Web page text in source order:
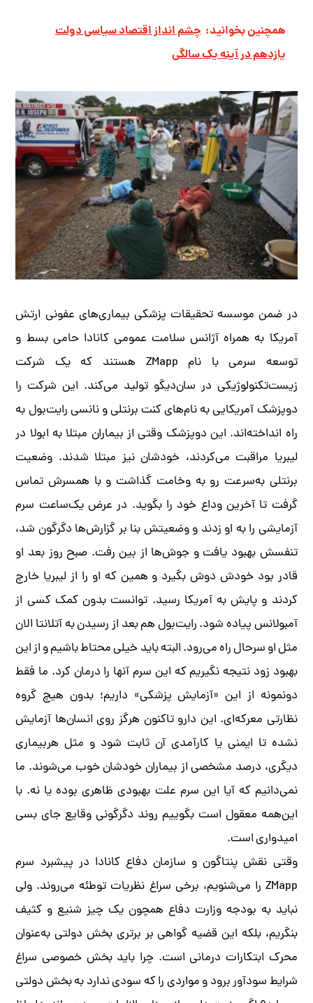
همچنین بخوانید: چشم انداز اقتصاد سیاسی دولت
یازدهم در آینه یک سالگی
در ضمن موسسه تحقیقات پزشکی بیماری‌های عفونی ارتش
آمریکا به همراه آژانس سلامت عمومی کانادا حامی بسط و
توسعه سرمی با نام ZMapp هستند که یک شرکت
زیست‌تکنولوژیکی در سان‌دیگو تولید می‌کند. این شرکت را
دوپزشک آمریکایی به نام‌های کنت برنتلی و نانسی رایت‌بول به
راه انداخته‌اند. این دوپزشک وقتی از بیماران مبتلا به ابولا در
لیبریا مراقبت می‌کردند، خودشان نیز مبتلا شدند. وضعیت
برنتلی به‌سرعت رو به وخامت گذاشت و با همسرش تماس
گرفت تا آخرین وداع خود را بگوید. در عرض یک‌ساعت سرم
آزمایشی را به او زدند و وضعیتش بنا بر گزارش‌ها دگرگون شد،
تنفسش بهبود یافت و جوش‌ها از بین رفت. صبح روز بعد او
قادر بود خودش دوش بگیرد و همین که او را از لیبریا خارج‌
کردند و پایش به آمریکا رسید. توانست بدون کمک کسی از
آمبولانس پیاده شود. رایت‌بول هم بعد از رسیدن به آتلانتا الان
مثل او سرحال راه می‌رود. البته باید خیلی محتاط باشیم و از این
بهبود زود نتیجه نگیریم که این سرم آنها را درمان کرد. ما فقط
دونمونه از این «آزمایش پزشکی» داریم؛ بدون هیچ گروه
نظارتی معرکه‌ای. این دارو تاکنون هرگز روی انسان‌ها آزمایش
نشده تا ایمنی یا کارآمدی آن ثابت شود و مثل هربیماری
دیگری، درصد مشخصی از بیماران خودشان خوب می‌شوند. ما
نمی‌دانیم که آیا این سرم علت بهبودی ظاهری بوده یا نه. با
این‌همه معقول است بگوییم روند دگرگونی وقایع جای بسی
امیدواری است.
وقتی نقش پنتاگون و سازمان دفاع کانادا در پیشبرد سرم
ZMapp را می‌شنویم، برخی سراغ نظریات توطئه می‌روند. ولی
نباید به بودجه وزارت دفاع همچون یک چیز شنیع و کثیف
بنگریم، بلکه این قضیه گواهی بر برتری بخش دولتی به‌عنوان
محرک ابتکارات درمانی است. چرا باید بخش خصوصی سراغ
شرایط سودآور برود و مواردی را که سودی ندارد به بخش دولتی